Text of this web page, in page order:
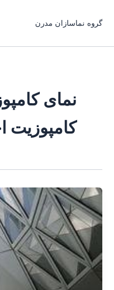
گروه نماسازان مدرن
نمای
کامپوزیت